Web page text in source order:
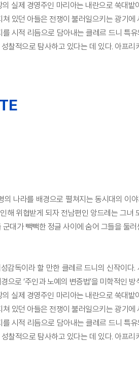
실제 경영주인 마리아는 내란으로 쑥대
있던 아들은 전쟁이 불러일으키는 광기
시적 리듬으로 담아내는 클레르 드니 특
찰적으로 탐사하고 있다는 데 있다. 아프
의 나라를 배경으로 펼쳐지는 동시대의 이
해 위협받게 되자 전남편인 앙드레는 그
대가 빽빽한 정글 사이에 숨어 그들을 둘러
감독이라 할 만한 클레르 드니의 신작이
으로 ‘주인과 노예의 변증법’을 미학적인
실제 경영주인 마리아는 내란으로 쑥대
있던 아들은 전쟁이 불러일으키는 광기
시적 리듬으로 담아내는 클레르 드니 특
찰적으로 탐사하고 있다는 데 있다. 아프